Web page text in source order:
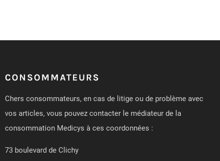
CONSOMMATEURS
Chers consommateurs, en cas de litige ou de problème avec
vos articles, vous pouvez contacter le médiateur de la
consommation Medicys à ces coordonnées :
73 boulevard de Clichy